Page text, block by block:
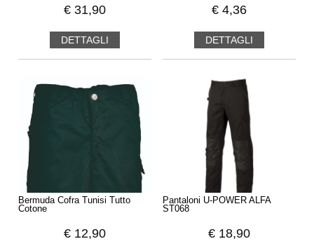
€ 31,90
DETTAGLI
€ 4,36
DETTAGLI
Bermuda Cofra Tunisi Tutto
Cotone
€ 12,90
Pantaloni U-POWER ALFA
ST068
€ 18,90